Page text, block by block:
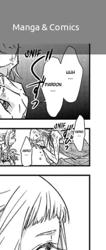
Manga & Comics
1-3